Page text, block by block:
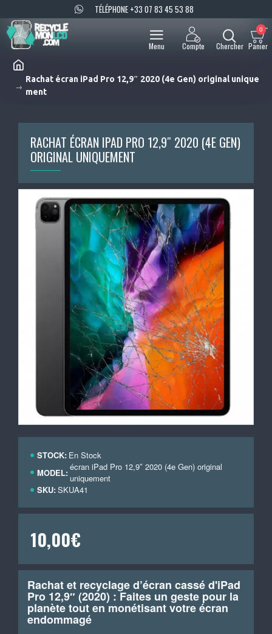
TÉLÉPHONE +33 07 83 45 53 88
0
Rachat écran iPad Pro 12,9″ 2020 (4e Gen) original unique
ment
RACHAT ÉCRAN IPAD PRO 12,9″ 2020 (4E GEN)
ORIGINAL UNIQUEMENT
STOCK: En Stock
MODEL:écran iPad Pro 12,9″ 2020 (4e Gen) original
uniquement
SKU:SKUA41
10,00€
Rachat et recyclage d’écran cassé d'iPad
Pro 12,9″ (2020) : Faites un geste pour la
planète tout en monétisant votre écran
endommagé